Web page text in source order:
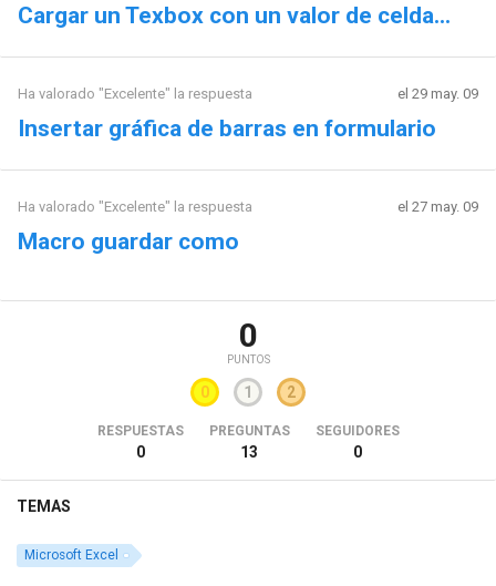
Cargar un Texbox con un valor de celda...
Ha valorado "Excelente" la respuesta el 29 may. 09
Insertar gráfica de barras en formulario
Ha valorado "Excelente" la respuesta el 27 may. 09
Macro guardar como
0
PUNTOS
0 1 2
RESPUESTAS
0
PREGUNTAS
13
SEGUIDORES
0
TEMAS
Microsoft Excel